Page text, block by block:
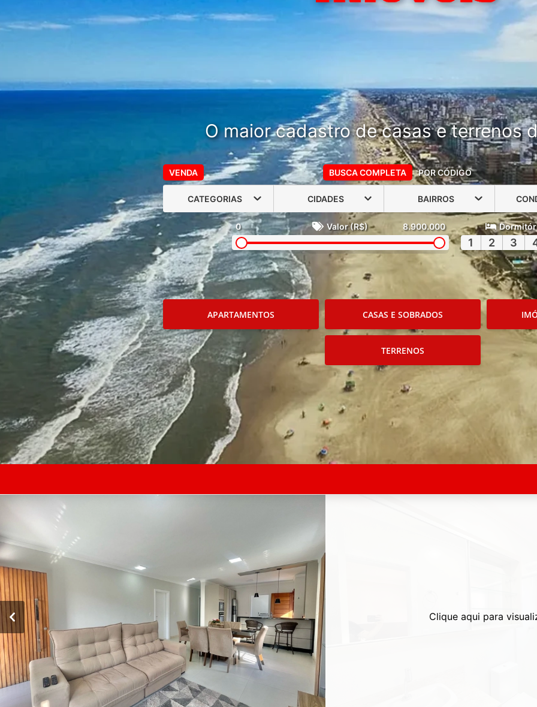
O maior cadastro de casas e terrenos
VENDA BUSCA COMPLETA POR CÓDIGO
CATEGORIAS CIDADES BAIRROS
0 Valor (R$) 8.900.000
1 2 3
APARTAMENTOS CASAS E SOBRADOS
TERRENOS
Clique aqui para